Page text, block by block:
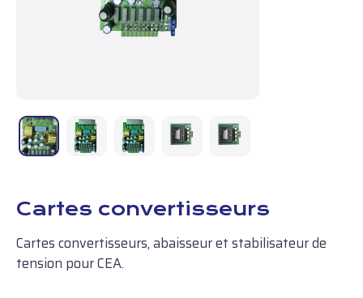
Cartes convertisseurs
Cartes convertisseurs, abaisseur et stabilisateur de
tension pour CEA.